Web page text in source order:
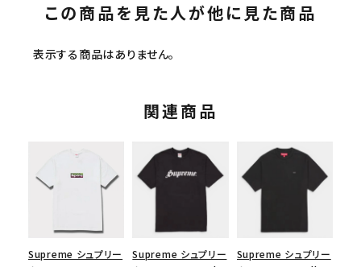
この商品を見た人が他に見た商品
表示する商品はありません。
関連商品
Supreme シュプリー
Supreme シュプリー
Supreme シュプリー